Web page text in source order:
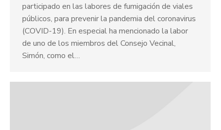
participado en las labores de fumigación de viales
públicos, para prevenir la pandemia del coronavirus
(COVID-19). En especial ha mencionado la labor
de uno de los miembros del Consejo Vecinal,
Simón, como el…